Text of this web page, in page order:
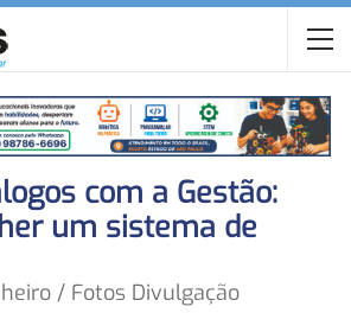
com a Gestão:
um sistema de
/ Fotos Divulgação